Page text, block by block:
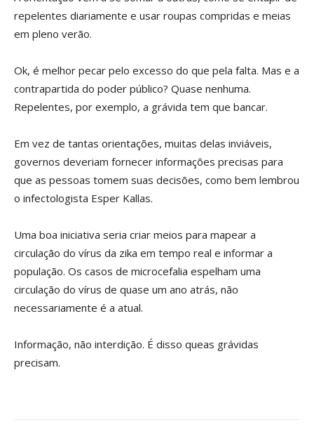
repelentes diariamente e usar roupas compridas e meias
em pleno verão.
Ok, é melhor pecar pelo excesso do que pela falta. Mas e a
contrapartida do poder público? Quase nenhuma.
Repelentes, por exemplo, a grávida tem que bancar.
Em vez de tantas orientações, muitas delas inviáveis,
governos deveriam fornecer informações precisas para
que as pessoas tomem suas decisões, como bem lembrou
o infectologista Esper Kallas.
Uma boa iniciativa seria criar meios para mapear a
circulação do vírus da zika em tempo real e informar a
população. Os casos de microcefalia espelham uma
circulação do vírus de quase um ano atrás, não
necessariamente é a atual.
Informação, não interdição. É disso queas grávidas
precisam.